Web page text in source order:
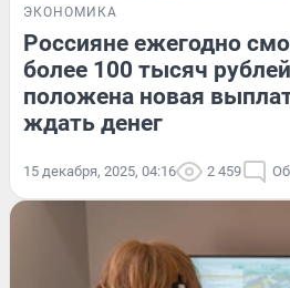
ЭКОНОМИКА
Россияне ежегодно
более 100 тысяч
положена новая
ждать денег
15 декабря, 2025, 04:16 2 459